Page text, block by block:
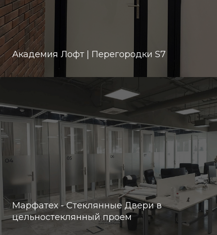
Академия Лофт | Перегородки S7
Марфатех - Стеклянные Двери в
цельностеклянный проем